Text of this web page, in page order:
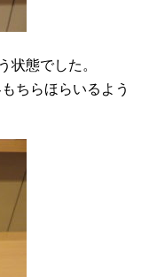
状態でした。
ちらほらいるよう